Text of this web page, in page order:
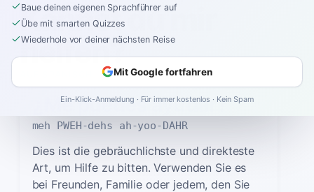
Kannst du mir
helfen?
¿Me puedes ayudar?
meh PWEH-dehs ah-yoo-DAHR
Dies ist die gebräuchlichste und direkteste
Art, um Hilfe zu bitten. Verwenden Sie es
bei Freunden, Familie oder jedem, den Sie
Baue deinen eigenen Sprachführer auf
Übe mit smarten Quizzes
Wiederhole vor deiner nächsten Reise
Mit Google fortfahren
Ein-Klick-Anmeldung · Für immer kostenlos · Kein Spam